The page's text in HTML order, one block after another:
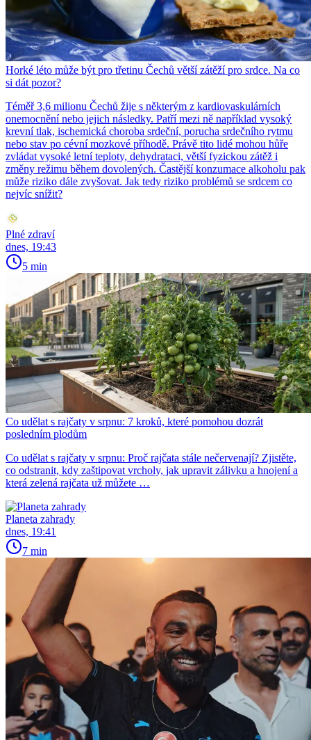
Horké léto může být pro třetinu Čechů větší zátěží pro srdce. Na co
si dát pozor?
Téměř 3,6 milionu Čechů žije s některým z kardiovaskulárních
onemocnění nebo jejich následky. Patří mezi ně například vysoký
krevní tlak, ischemická choroba srdeční, porucha srdečního rytmu
nebo stav po cévní mozkové příhodě. Právě tito lidé mohou hůře
zvládat vysoké letní teploty, dehydrataci, větší fyzickou zátěž i
změny režimu během dovolených. Častější konzumace alkoholu pak
může riziko dále zvyšovat. Jak tedy riziko problémů se srdcem co
nejvíc snížit?
Plné zdraví
dnes, 19:43
5 min
Co udělat s rajčaty v srpnu: 7 kroků, které pomohou dozrát
posledním plodům
Co udělat s rajčaty v srpnu: Proč rajčata stále nečervenají? Zjistěte,
co odstranit, kdy zaštipovat vrcholy, jak upravit zálivku a hnojení a
která zelená rajčata už můžete …
Planeta zahrady
dnes, 19:41
7 min